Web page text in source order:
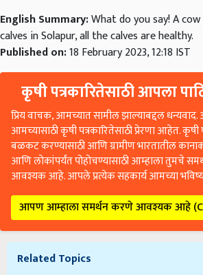
English Summary:What do you say! A
calves in Solapur, all the calves are healthy.
Published on:18 February 2023, 12:18 IST
कृषी पत्रकारितेसाठी आपला
प्रिय वाचक, आमच्यात सामील झाल्याबद्दल
आमच्यासाठी कृषी पत्रकारितेसाठी प्रेरणा आहेत.
बळकट करण्यासाठी आणि ग्रामीण भारतातील
आणि लोकांपर्यंत पोहोचण्यासाठी आम्हाला तुमचे
आवश्यक आहे. आपले प्रत्येक सहकार्य आमच्या
आपण आम्हाला समर्थन करणे आवश्यक आहे
Related Topics